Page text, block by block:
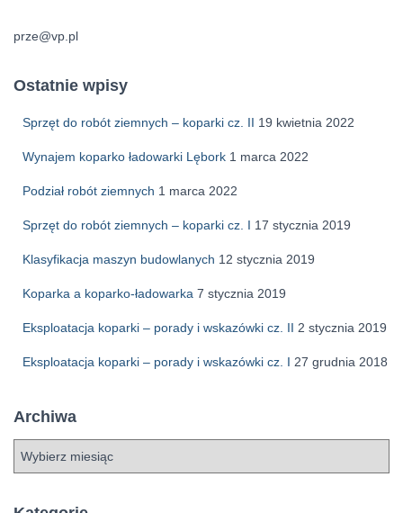
prze@vp.pl
Ostatnie wpisy
Sprzęt do robót ziemnych – koparki cz. II 19 kwietnia 2022
Wynajem koparko ładowarki Lębork 1 marca 2022
Podział robót ziemnych 1 marca 2022
Sprzęt do robót ziemnych – koparki cz. I 17 stycznia 2019
Klasyfikacja maszyn budowlanych 12 stycznia 2019
Koparka a koparko-ładowarka 7 stycznia 2019
Eksploatacja koparki – porady i wskazówki cz. II 2 stycznia 2019
Eksploatacja koparki – porady i wskazówki cz. I 27 grudnia 2018
Archiwa
h